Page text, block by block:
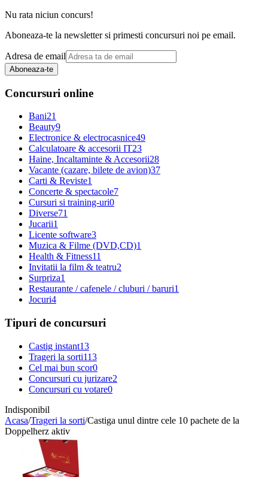
Nu rata niciun concurs!
Aboneaza-te la newsletter si primesti concursuri noi pe email.
Adresa de email
Aboneaza-te
Concursuri online
Bani21
Beauty9
Electronice & electrocasnice49
Calculatoare & accesorii IT23
Haine, Incaltaminte & Accesorii28
Vacante (cazare, bilete de avion)37
Carti & Reviste1
Concerte & spectacole7
Cursuri si training-uri0
Diverse71
Jucarii1
Licente software3
Muzica & Filme (DVD,CD)1
Health & Fitness11
Invitatii la film & teatru2
Surpriza1
Restaurante / cafenele / cluburi / baruri1
Jocuri4
Tipuri de concursuri
Castig instant13
Trageri la sorti113
Cel mai bun scor0
Concursuri cu jurizare2
Concursuri cu votare0
Indisponibil
Acasa/Trageri la sorti/Castiga unul dintre cele 10 pachete de la
Doppelherz aktiv